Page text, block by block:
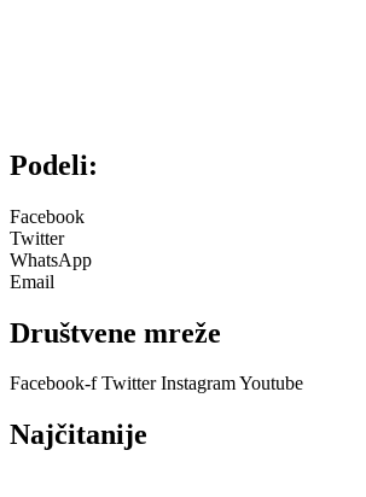
Podeli:
Facebook
Twitter
WhatsApp
Email
Društvene mreže
Facebook-f Twitter InstagramYoutube
Najčitanije